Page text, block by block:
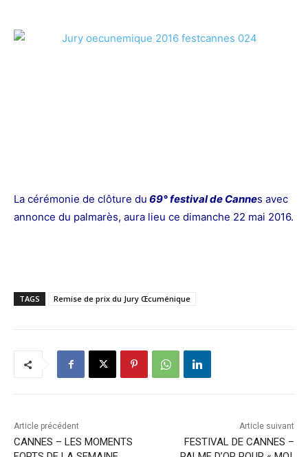
La cérémonie de clôture du 69° festival de Cannes avec
annonce du palmarès, aura lieu ce dimanche 22 mai 2016.
TAGS Remise de prix du Jury Œcuménique
Article précédent
CANNES – LES MOMENTS
Article suivant
FESTIVAL DE CANNES –